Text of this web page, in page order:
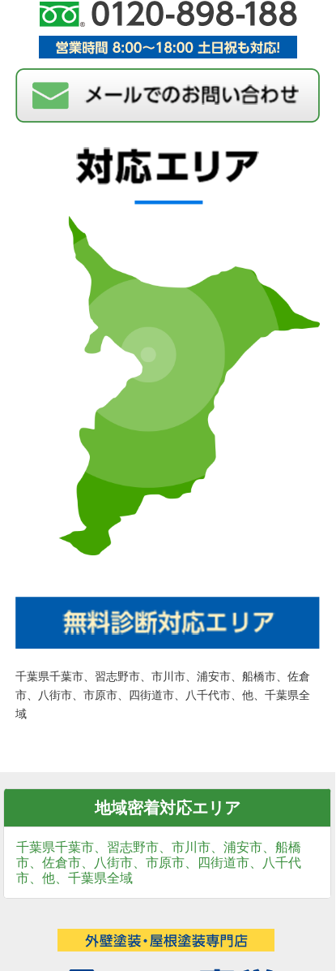
千葉県千葉市花見川区さつきが丘2-1-6
千葉県千葉市、習志野市、市川市、浦安市、船橋市、佐倉
市、八街市、市原市、四街道市、八千代市、他、千葉県全
域